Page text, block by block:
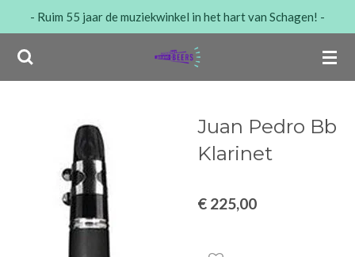
naar
de
- Ruim 55 jaar de muziekwinkel in het hart van Schagen! -
Juan Pedro Bb
Klarinet
€ 225,00